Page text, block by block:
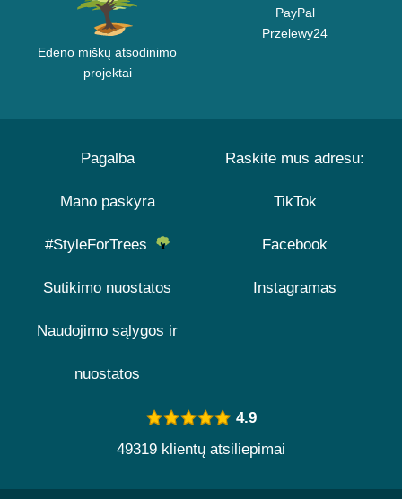
Edeno miškų atsodinimo
projektai
PayPal
Przelewy24
Pagalba
Mano paskyra
#StyleForTrees
Sutikimo nuostatos
Naudojimo sąlygos ir
nuostatos
Raskite mus adresu:
TikTok
Facebook
Instagramas
4.9
49319 klientų atsiliepimai